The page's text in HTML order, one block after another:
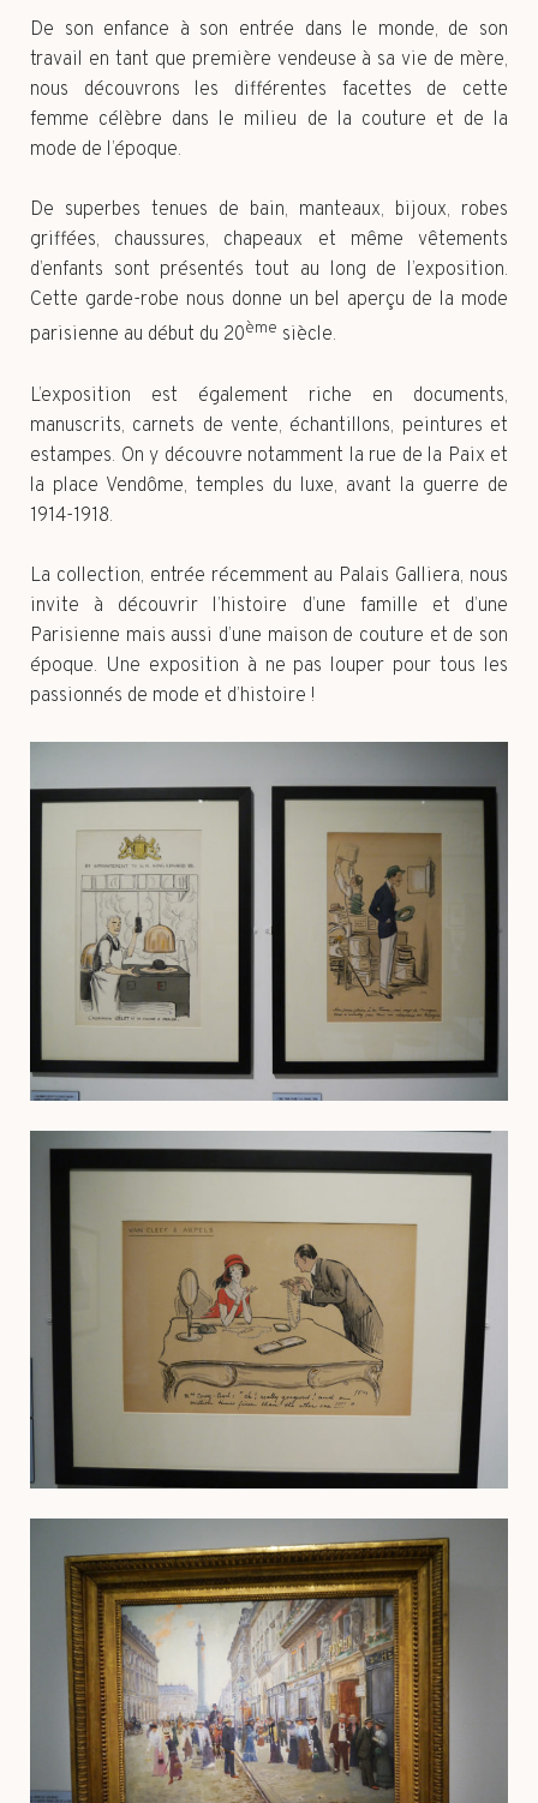
De son enfance à son entrée dans le monde, de son
travail en tant que première vendeuse à sa vie de mère,
nous découvrons les différentes facettes de cette
femme célèbre dans le milieu de la couture et de la
mode de l’époque.
De superbes tenues de bain, manteaux, bijoux, robes
griffées, chaussures, chapeaux et même vêtements
d’enfants sont présentés tout au long de l’exposition.
Cette garde-robe nous donne un bel aperçu de la mode
parisienne au début du 20ème siècle.
L’exposition est également riche en documents,
manuscrits, carnets de vente, échantillons, peintures et
estampes. On y découvre notamment la rue de la Paix et
la place Vendôme, temples du luxe, avant la guerre de
1914-1918.
La collection, entrée récemment au Palais Galliera, nous
invite à découvrir l’histoire d’une famille et d’une
Parisienne mais aussi d’une maison de couture et de son
époque. Une exposition à ne pas louper pour tous les
passionnés de mode et d’histoire !